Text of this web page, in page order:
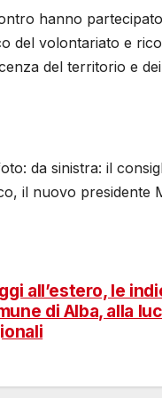
hanno
del volontariato e
del territorio e
da sinistra: il
il nuovo presidente
all’estero, le
di Alba, alla